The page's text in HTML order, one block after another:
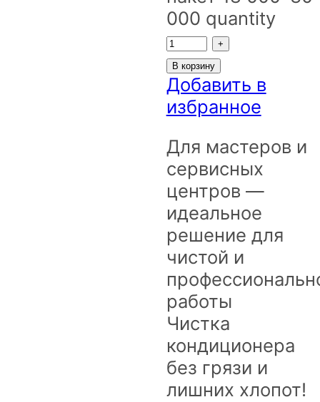
000 quantity
В корзину
Добавить в
избранное
Для мастеров и
сервисных
центров —
идеальное
решение для
чистой и
работы
Чистка
кондиционера
без грязи и
лишних хлопот!